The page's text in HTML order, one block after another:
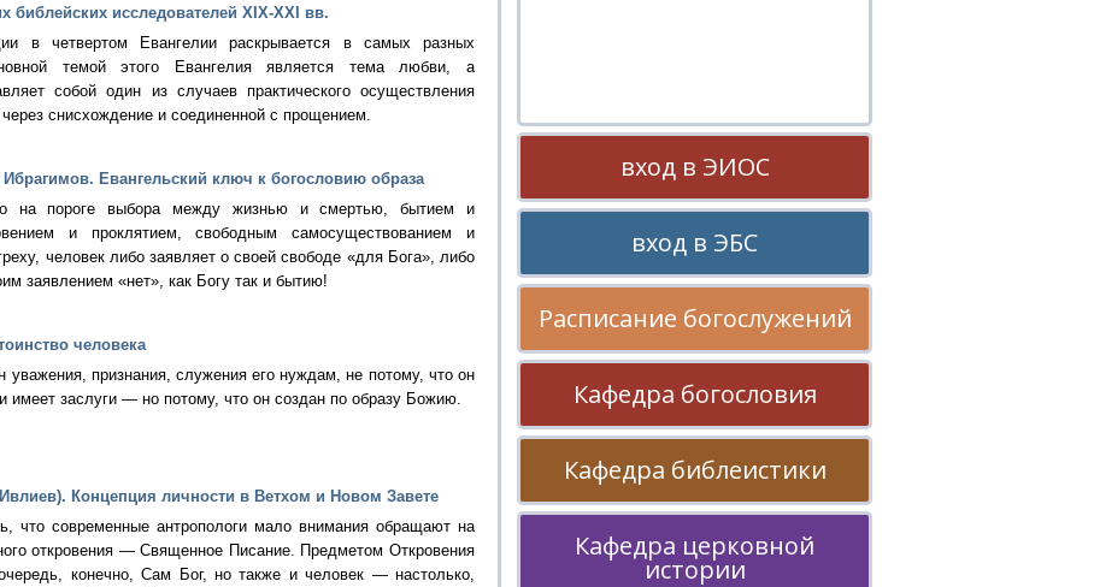
библейских исследователей XIX-XXI вв.
в четвертом Евангелии раскрывается в самых разных
темой этого Евангелия является тема любви, а
собой один из случаев практического осуществления
снисхождение и соединенной с прощением.
Евангельский ключ к богословию образа
на пороге выбора между жизнью и смертью, бытием и
и проклятием, свободным самосуществованием и
человек либо заявляет о своей свободе «для Бога», либо
заявлением «нет», как Богу так и бытию!
человека
уважения, признания, служения его нуждам, не потому, что он
имеет заслуги — но потому, что он создан по образу Божию.
Концепция личности в Ветхом и Новом Завете
что современные антропологи мало внимания обращают на
откровения — Священное Писание. Предметом Откровения
конечно, Сам Бог, но также и человек — настолько,
вход в ЭИОС
вход в ЭБС
Расписание богослужений
Кафедра богословия
Кафедра библеистики
Кафедра церковной
истории